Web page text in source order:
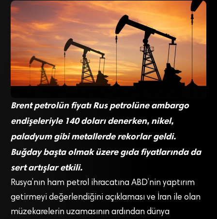
Brent petrolün fiyatı Rus petrolüne ambargo
endişeleriyle 140 doları denerken, nikel,
paladyum gibi metallerde rekorlar geldi.
Buğday başta olmak üzere gıda fiyatlarında da
sert artışlar etkili.
Rusya’nın ham petrol ihracatına ABD’nin yaptırım
getirmeyi değerlendiğini açıklaması ve İran ile olan
müzekarelerin uzamasının ardından dünya